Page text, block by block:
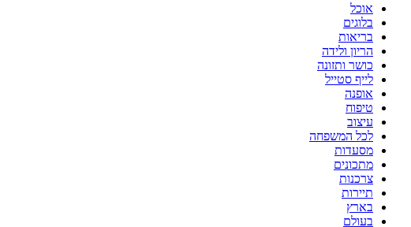
אוכל
בלוגים
בריאות
הריון ולידה
כושר ותזונה
לייף סטייל
אופנה
טיפוח
עיצוב
לכל המשפחה
מסעדות
מתכונים
צרכנות
תיירות
בארץ
בעולם